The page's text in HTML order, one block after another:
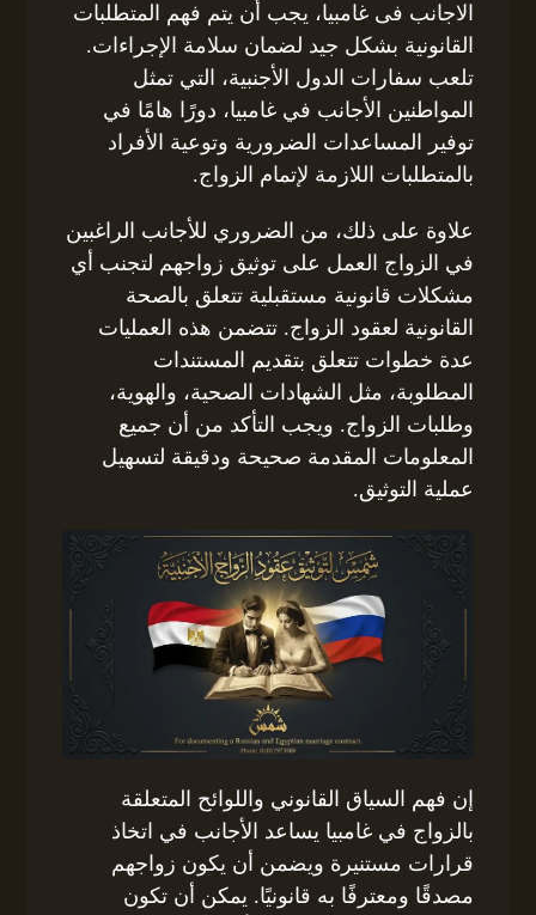
الاجانب فى غامبيا، يجب أن يتم فهم المتطلبات
القانونية بشكل جيد لضمان سلامة الإجراءات.
تلعب سفارات الدول الأجنبية، التي تمثل
المواطنين الأجانب في غامبيا، دورًا هامًا في
توفير المساعدات الضرورية وتوعية الأفراد
بالمتطلبات اللازمة لإتمام الزواج.
علاوة على ذلك، من الضروري للأجانب الراغبين
في الزواج العمل على توثيق زواجهم لتجنب أي
مشكلات قانونية مستقبلية تتعلق بالصحة
القانونية لعقود الزواج. تتضمن هذه العمليات
عدة خطوات تتعلق بتقديم المستندات
المطلوبة، مثل الشهادات الصحية، والهوية،
وطلبات الزواج. ويجب التأكد من أن جميع
المعلومات المقدمة صحيحة ودقيقة لتسهيل
عملية التوثيق.
إن فهم السياق القانوني واللوائح المتعلقة
بالزواج في غامبيا يساعد الأجانب في اتخاذ
قرارات مستنيرة ويضمن أن يكون زواجهم
مصدقًا ومعترفًا به قانونيًا. يمكن أن تكون